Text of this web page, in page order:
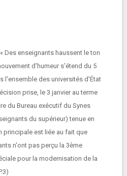
Des enseignants haussent le ton
d'humeur s'étend du 5
l'ensemble des universités d'État
prise, le 3 janvier au terme
du Bureau exécutif du Synes
du supérieur) tenue en
principale est liée au fait que
n'ont pas perçu la 3ème
pour la modernisation de la